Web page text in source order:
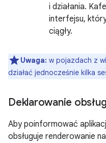
i działania.
interfejsu,
ciągły.
Uwaga: w pojazdach z
działać jednocześnie kilka
Deklarowanie
Aby poinformować
obsługuje renderowanie